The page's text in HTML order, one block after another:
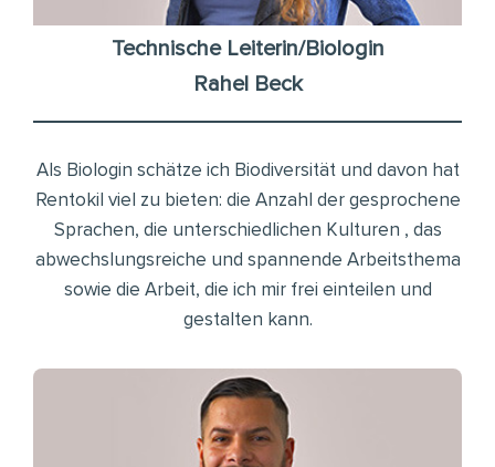
Technische Leiterin/Biologin
Rahel Beck
Als Biologin schätze ich Biodiversität und davon hat
Rentokil viel zu bieten: die Anzahl der gesprochene
Sprachen, die unterschiedlichen Kulturen , das
abwechslungsreiche und spannende Arbeitsthema
sowie die Arbeit, die ich mir frei einteilen und
gestalten kann.